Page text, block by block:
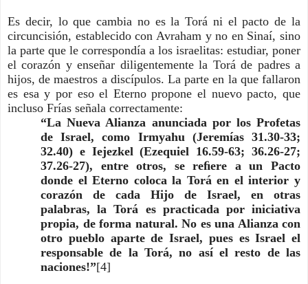
Es decir, lo que cambia no es la Torá ni el pacto de la
circuncisión, establecido con Avraham y no en Sinaí, sino
la parte que le correspondía a los israelitas: estudiar, poner
el corazón y enseñar diligentemente la Torá de padres a
hijos, de maestros a discípulos. La parte en la que fallaron
es esa y por eso el Eterno propone el nuevo pacto, que
incluso Frías señala correctamente:
“La Nueva Alianza anunciada por los Profetas
de Israel, como Irmyahu (Jeremías 31.30-33;
32.40) e Iejezkel (Ezequiel 16.59-63; 36.26-27;
37.26-27), entre otros, se reﬁere a un Pacto
donde el Eterno coloca la Torá en el interior y
corazón de cada Hijo de Israel, en otras
palabras, la Torá es practicada por iniciativa
propia, de forma natural. No es una Alianza con
otro pueblo aparte de Israel, pues es Israel el
responsable de la Torá, no así el resto de las
naciones!”[4]